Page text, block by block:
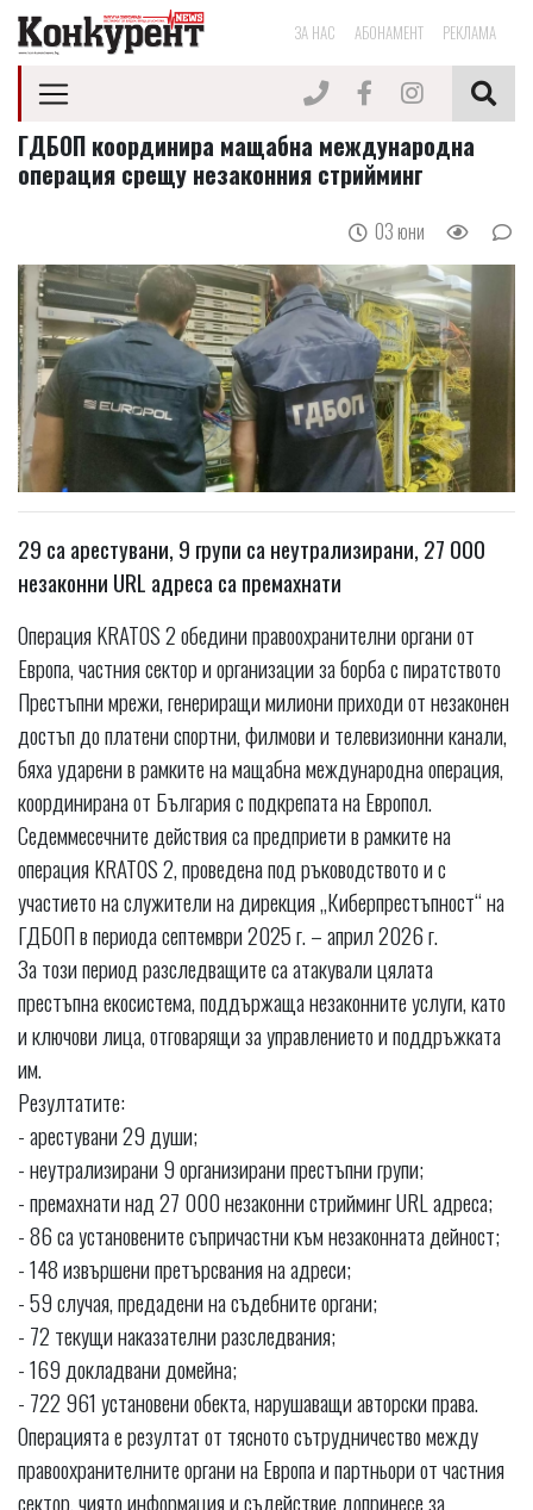
ЗА НАС АБОНАМЕНТ РЕКЛАМА
ГДБОП координира мащабна международна
операция срещу незаконния стрийминг
03 юни
29 са арестувани, 9 групи са неутрализирани, 27 000
незаконни URL адреса са премахнати
Операция KRATOS 2 обедини правоохранителни органи от
Европа, частния сектор и организации за борба с пиратството
Престъпни мрежи, генериращи милиони приходи от незаконен
достъп до платени спортни, филмови и телевизионни канали,
бяха ударени в рамките на мащабна международна операция,
координирана от България с подкрепата на Европол.
Седеммесечните действия са предприети в рамките на
операция KRATOS 2, проведена под ръководството и с
участието на служители на дирекция „Киберпрестъпност“ на
ГДБОП в периода септември 2025 г. – април 2026 г.
За този период разследващите са атакували цялата
престъпна екосистема, поддържаща незаконните услуги, като
и ключови лица, отговарящи за управлението и поддръжката
им.
Резултатите:
- арестувани 29 души;
- неутрализирани 9 организирани престъпни групи;
- премахнати над 27 000 незаконни стрийминг URL адреса;
- 86 са установените съпричастни към незаконната дейност;
- 148 извършени претърсвания на адреси;
- 59 случая, предадени на съдебните органи;
- 72 текущи наказателни разследвания;
- 169 докладвани домейна;
- 722 961 установени обекта, нарушаващи авторски права.
Операцията е резултат от тясното сътрудничество между
правоохранителните органи на Европа и партньори от частния
сектор, чиято информация и съдействие допринесе за